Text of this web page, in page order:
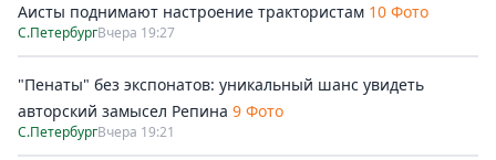
Аисты поднимают настроение трактористам 10 Фото
С.ПетербургВчера 19:27
"Пенаты" без экспонатов: уникальный шанс увидеть
авторский замысел Репина 9 Фото
С.ПетербургВчера 19:21